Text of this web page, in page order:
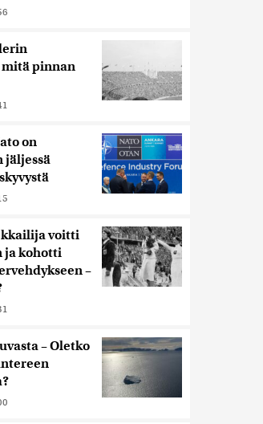
pinnan
on
jäljessä
voitti
ja kohotti
–
– Oletko